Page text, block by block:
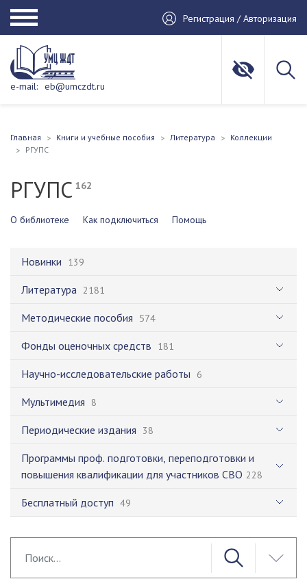
Регистрация / Авторизация
e-mail: eb@umczdt.ru
Главная Книги и учебные пособия Литература
Коллекции
РГУПС
РГУПС162
О библиотеке Как подключиться Помощь
Новинки 139
Литература 2181
Методические пособия 574
Фонды оценочных средств 181
Научно-исследовательские работы 6
Мультимедия 8
Периодические издания 38
Программы проф. подготовки, переподготовки и
повышения квалификации для участников СВО 228
Бесплатный доступ 49